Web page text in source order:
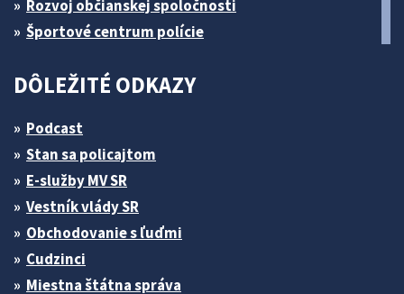
Rozvoj občianskej spoločnosti
Športové centrum polície
DÔLEŽITÉ ODKAZY
Podcast
Stan sa policajtom
E-služby MV SR
Vestník vlády SR
Obchodovanie s ľuďmi
Cudzinci
Miestna štátna správa